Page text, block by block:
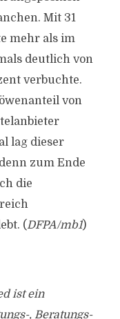
Mit 31
mehr als im
deutlich von
verbuchte.
von
lag dieser
zum Ende
die
(DFPA/mb1)
ist ein
, Beratungs-